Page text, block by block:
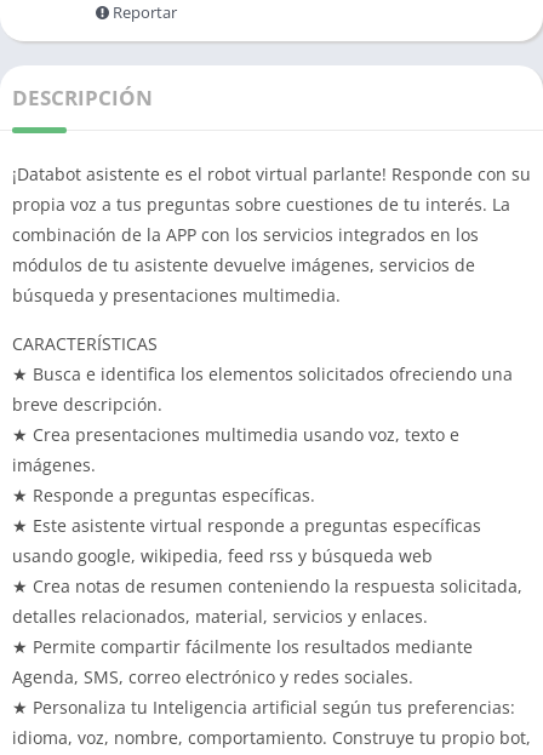
Reportar
DESCRIPCIÓN
¡Databot asistente es el robot virtual parlante! Responde con su
propia voz a tus preguntas sobre cuestiones de tu interés. La
combinación de la APP con los servicios integrados en los
módulos de tu asistente devuelve imágenes, servicios de
búsqueda y presentaciones multimedia.
CARACTERÍSTICAS
★ Busca e identifica los elementos solicitados ofreciendo una
breve descripción.
★ Crea presentaciones multimedia usando voz, texto e
imágenes.
★ Responde a preguntas específicas.
★ Este asistente virtual responde a preguntas específicas
usando google, wikipedia, feed rss y búsqueda web
★ Crea notas de resumen conteniendo la respuesta solicitada,
detalles relacionados, material, servicios y enlaces.
★ Permite compartir fácilmente los resultados mediante
Agenda, SMS, correo electrónico y redes sociales.
★ Personaliza tu Inteligencia artificial según tus preferencias:
idioma, voz, nombre, comportamiento. Construye tu propio bot,